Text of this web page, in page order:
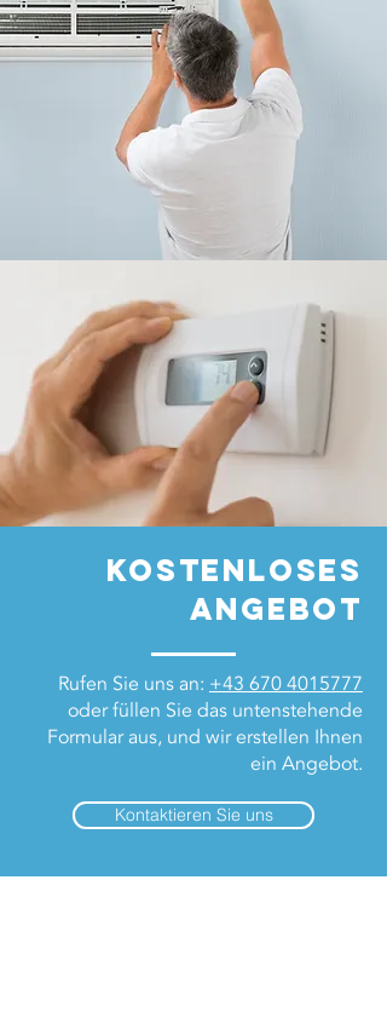
kostenloses
Angebot
Rufen Sie uns an: +43 670 4015777
oder füllen Sie das untenstehende
Formular aus, und wir erstellen Ihnen
ein Angebot.
Kontaktieren Sie uns